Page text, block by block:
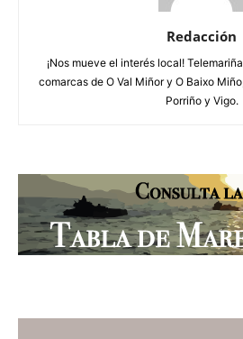
Redacción
¡Nos mueve el interés local!
comarcas de O Val Miñor y O Baixo
Porriño y Vigo.